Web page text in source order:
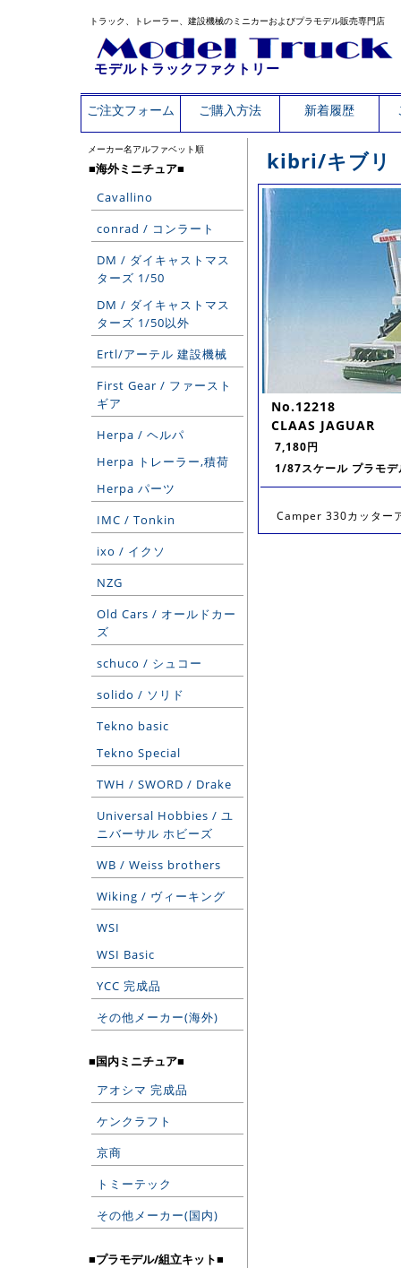
トラック、トレーラー、建設機械のミニカーおよびプラモデル販売専門店
モデルトラックファクトリー
ご注文フォーム ご購入方法 新着履歴
メーカー名アルファベット順
■海外ミニチュア■
Cavallino
conrad / コンラート
DM / ダイキャストマス
ターズ 1/50
DM / ダイキャストマス
ターズ 1/50以外
Ertl/アーテル 建設機械
First Gear / ファースト
ギア
Herpa / ヘルパ
Herpa トレーラー,積荷
Herpa パーツ
IMC / Tonkin
ixo / イクソ
NZG
Old Cars / オールドカー
ズ
schuco / シュコー
solido / ソリド
Tekno basic
Tekno Special
TWH / SWORD / Drake
Universal Hobbies / ユ
ニバーサル ホビーズ
WB / Weiss brothers
Wiking / ヴィーキング
WSI
WSI Basic
YCC 完成品
その他メーカー(海外)
■国内ミニチュア■
アオシマ 完成品
ケンクラフト
京商
トミーテック
その他メーカー(国内)
■プラモデル/組立キット■
kibri/キブリ
No.12218
CLAAS JAGUAR
7,180円
1/87スケール プラモデ
Camper 330カッター